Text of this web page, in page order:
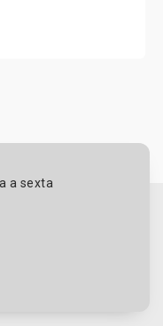
a sexta